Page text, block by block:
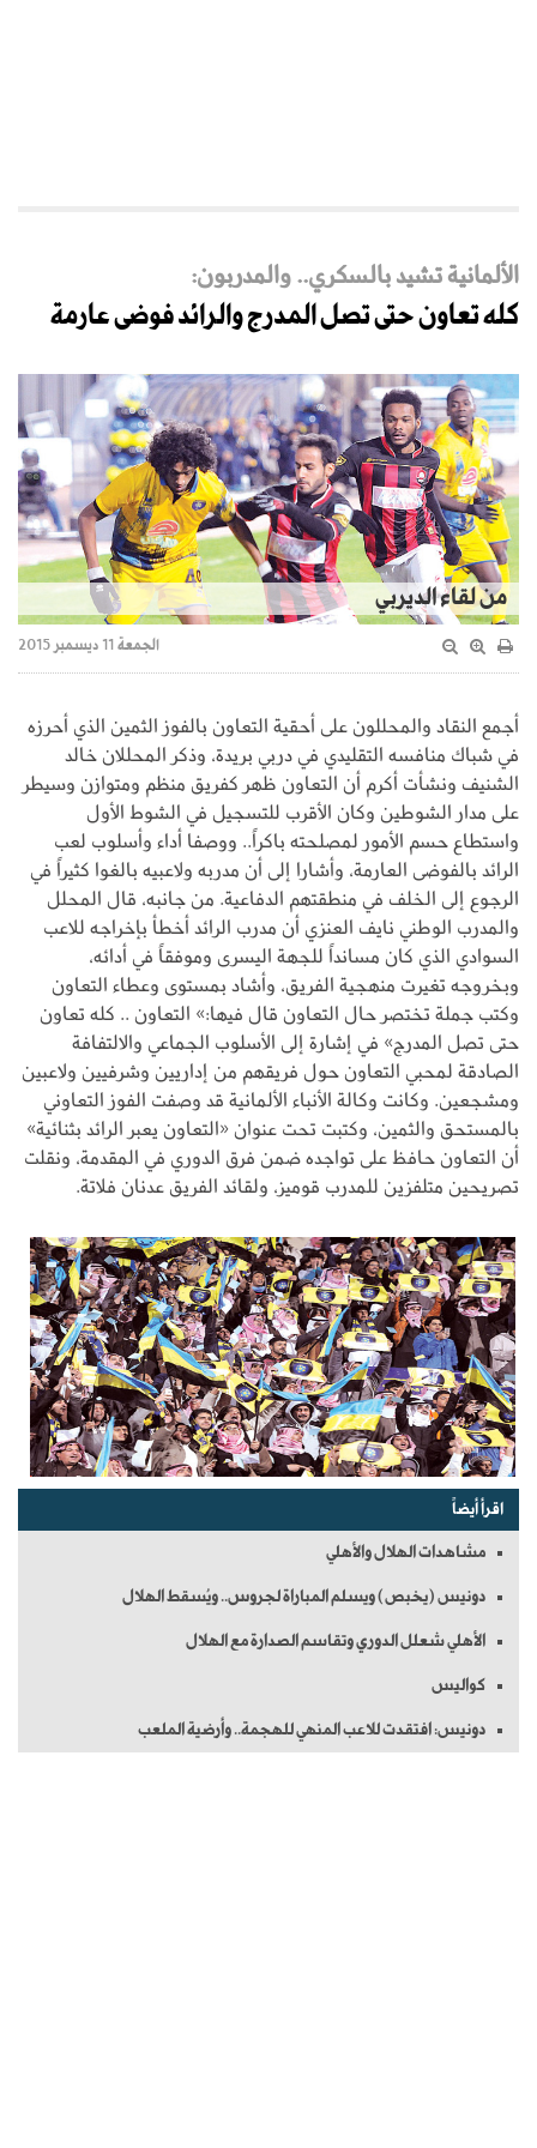
الألمانية تشيد بالسكري.. والمدربون:
كله تعاون حتى تصل المدرج والرائد فوضى عارمة
من لقاء الديربي
الجمعة 11 ديسمبر 2015
أجمع النقاد والمحللون على أحقية التعاون بالفوز الثمين الذي أحرزه
في شباك منافسه التقليدي في دربي بريدة، وذكر المحللان خالد
الشنيف ونشأت أكرم أن التعاون ظهر كفريق منظم ومتوازن وسيطر
على مدار الشوطين وكان الأقرب للتسجيل في الشوط الأول
واستطاع حسم الأمور لمصلحته باكراً.. ووصفا أداء وأسلوب لعب
الرائد بالفوضى العارمة، وأشارا إلى أن مدربه ولاعبيه بالغوا كثيراً في
الرجوع إلى الخلف في منطقتهم الدفاعية. من جانبه، قال المحلل
والمدرب الوطني نايف العنزي أن مدرب الرائد أخطأ بإخراجه للاعب
السوادي الذي كان مسانداً للجهة اليسرى وموفقاً في أدائه،
وبخروجه تغيرت منهجية الفريق، وأشاد بمستوى وعطاء التعاون
وكتب جملة تختصر حال التعاون قال فيها:» التعاون .. كله تعاون
حتى تصل المدرج» في إشارة إلى الأسلوب الجماعي والالتفافة
الصادقة لمحبي التعاون حول فريقهم من إداريين وشرفيين ولاعبين
ومشجعين. وكانت وكالة الأنباء الألمانية قد وصفت الفوز التعاوني
بالمستحق والثمين، وكتبت تحت عنوان «التعاون يعبر الرائد بثنائية»
أن التعاون حافظ على تواجده ضمن فرق الدوري في المقدمة، ونقلت
تصريحين متلفزين للمدرب قوميز، ولقائد الفريق عدنان فلاتة.
اقرأ أيضاً
مشاهدات الهلال والأهلي
دونيس (يخبص) ويسلم المباراة لجروس.. ويُسقط الهلال
الأهلي شعلل الدوري وتقاسم الصدارة مع الهلال
كواليس
دونيس: افتقدت للاعب المنهي للهجمة.. وأرضية الملعب